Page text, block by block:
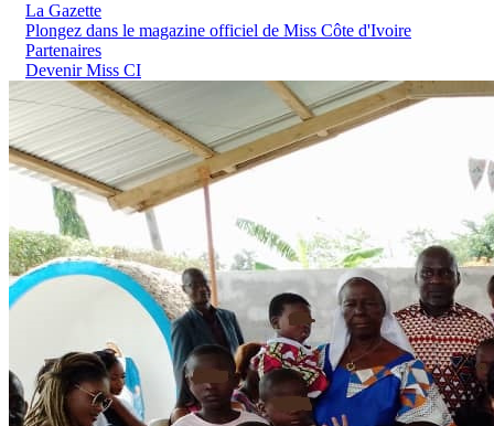
La Gazette
Plongez dans le magazine officiel de Miss Côte d'Ivoire
Partenaires
Devenir Miss CI